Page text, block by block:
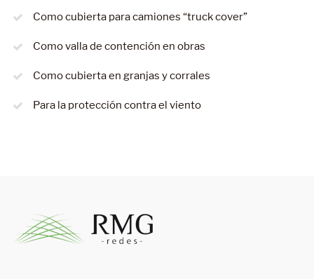
Como cubierta para camiones “truck cover”
Como valla de contención en obras
Como cubierta en granjas y corrales
Para la protección contra el viento